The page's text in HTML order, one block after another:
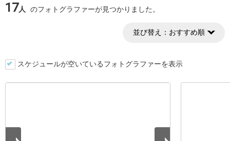
17人 のフォトグラファーが見つかりました。
並び替え： おすすめ順
スケジュールが空いているフォトグラファーを表示